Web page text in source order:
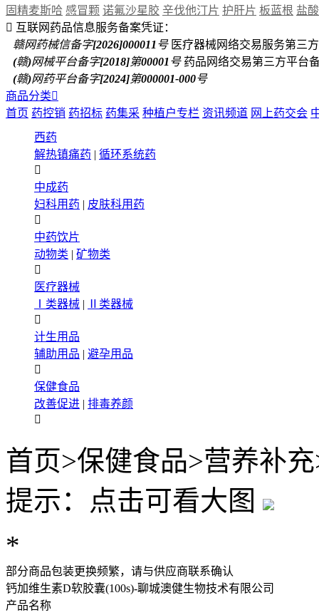
固精麦斯哈 感冒颗 诺氟沙星胶 辛伐他汀片 护肝片 板蓝根 盐
 互联网药品信息服务备案凭证：
赣网药械信备字[2026]000011号 医疗器械网络交易服务第三
(赣)网械平台备字[2018]第00001号 药品网络交易第三方平台
(赣)网药平台备字[2024]第000001-000号
商品分类
首页 药控销 药招标 药集采 种植户专栏 资讯频道 网上药交会
西药
解热镇痛药 | 循环系统药

中成药
妇科用药 | 皮肤科用药

中药饮片
动物类 | 矿物类

医疗器械
Ⅰ类器械 |
Ⅱ类器械

计生用品
辅助用品 | 避孕用品

保健食品
改善促进 | 排毒养颜

首页>保健食品>营养补充
提示：点击可看大图
*
部分商品包装更换频繁，请与供应商联系确认
钙加维生素D软胶囊(100s)-聊城澳健生物技术有限公司
产品名称